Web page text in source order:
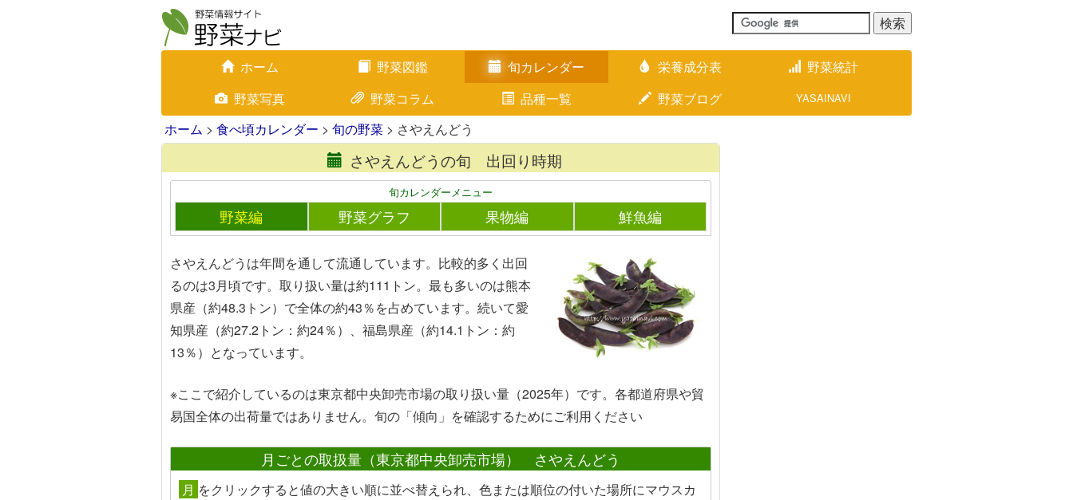
ホーム 野菜図鑑 旬カレンダー 栄養成分表
野菜統計
野菜写真
野菜コラム 品種一覧 野菜ブログ YASAINAVI
ホーム > 食べ頃カレンダー > 旬の野菜 > さやえんどう
さやえんどうの旬 出回り時期
旬カレンダーメニュー
野菜編 野菜グラフ 果物編 鮮魚編
さやえんどうは年間を通して流通しています。比較的多く出回
るのは3月頃です。取り扱い量は約111トン。最も多いのは熊本
県産（約48.3トン）で全体の約43％を占めています。続いて愛
知県産（約27.2トン：約24％）、福島県産（約14.1トン：約
13％）となっています。
※ここで紹介しているのは東京都中央卸売市場の取り扱い量（2025年）です。各都道府県や貿
易国全体の出荷量ではありません。旬の「傾向」を確認するためにご利用ください
月ごとの取扱量（東京都中央卸売市場） さやえんどう
月 をクリックすると値の大きい順に並べ替えられ、色または順位の付いた場所にマウスカ